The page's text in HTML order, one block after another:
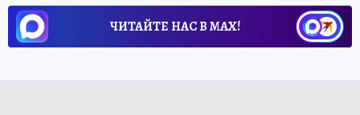
ЧИТАЙТЕ НАС В МАХ!